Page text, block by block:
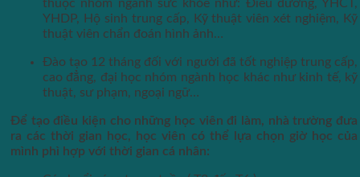
thuộc nhóm ngành sức khỏe như: Điều dưỡng, YHCT,
YHDP, Hộ sinh trung cấp, Kỹ thuật viên xét nghiệm, Kỹ
thuật viên chẩn đoán hình ảnh…
Đào tạo 12 tháng đối với người đã tốt nghiệp trung cấp,
cao đẳng, đại học nhóm ngành học khác như kinh tế, kỹ
thuật, sư phạm, ngoại ngữ…
Để tạo điều kiện cho những học viên đi làm, nhà trường đưa
ra các thời gian học, học viên có thể lựa chọn giờ học của
mình phì hợp với thời gian cá nhân: